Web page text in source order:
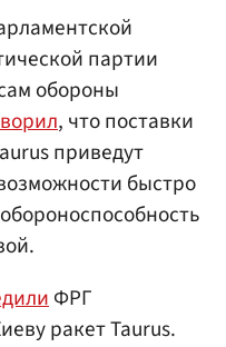
партии
обороны
, что поставки
приведут
быстро
ФРГ
ракет Taurus.